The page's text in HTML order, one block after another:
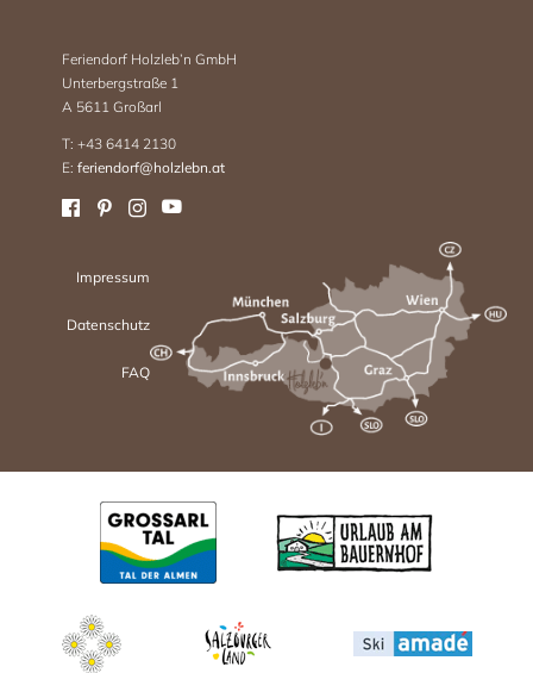
Feriendorf Holzleb’n GmbH
Unterbergstraße 1
A 5611 Großarl
T: +43 6414 2130
E:feriendorf@holzlebn.at
Impressum
Datenschutz
FAQ